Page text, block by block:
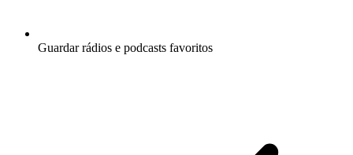
Guardar rádios e podcasts favoritos